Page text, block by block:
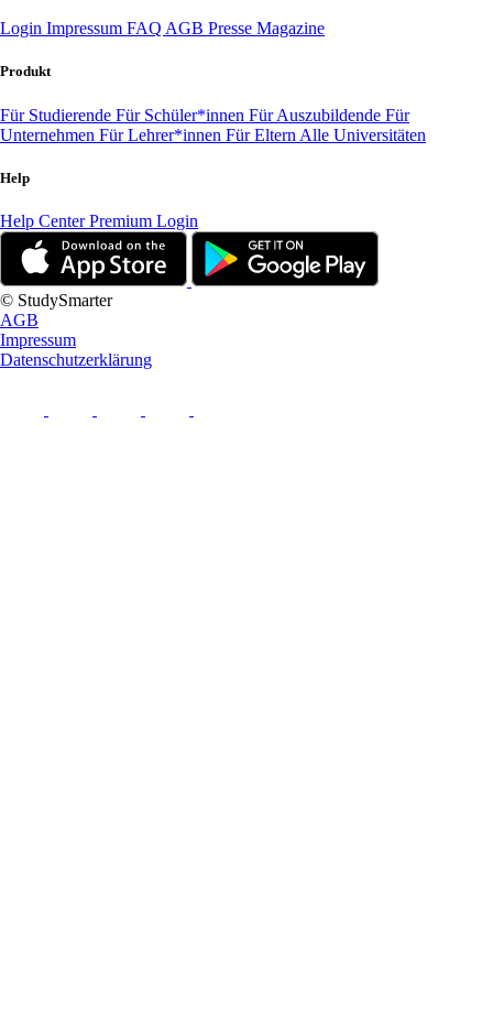
Login Impressum FAQ AGB Presse Magazine
Produkt
Für Studierende Für Schüler*innen Für Auszubildende Für
Unternehmen Für Lehrer*innen Für Eltern Alle Universitäten
Help
Help CenterPremium Login
© StudySmarter
AGB
Impressum
Datenschutzerklärung